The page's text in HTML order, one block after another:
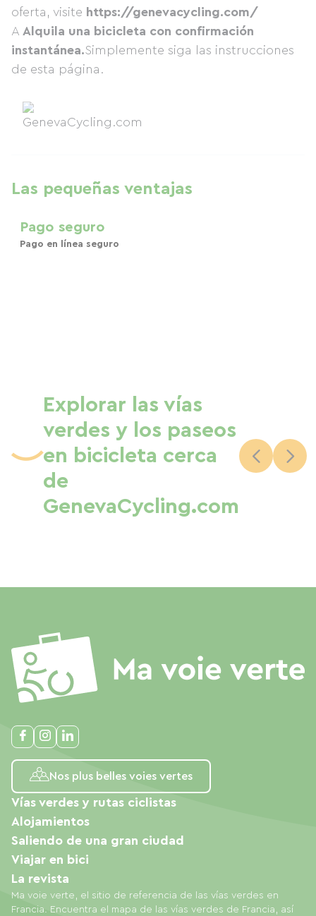
oferta, visite https://genevacycling.com/
A Alquila una bicicleta con confirmación
instantánea.Simplemente siga las instrucciones
de esta página.
Las pequeñas ventajas
Pago seguro
Pago en línea seguro
Explorar las vías
verdes y los paseos
en bicicleta cerca
de
GenevaCycling.com
Nos plus belles voies vertes
Ma voie verte, el sitio de referencia de las vías verdes en
Francia. Encuentra el mapa de las vías verdes de Francia, así
Vías verdes y rutas ciclistas
Alojamientos
Saliendo de una gran ciudad
Viajar en bici
La revista